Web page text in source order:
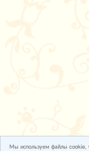
Мы используем файлы cookie,